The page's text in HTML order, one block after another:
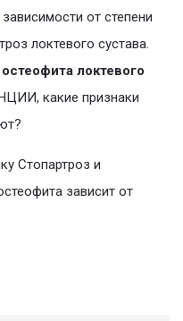
от степени
локтевого сустава.
локтевого
какие признаки
Стопартроз и
зависит от